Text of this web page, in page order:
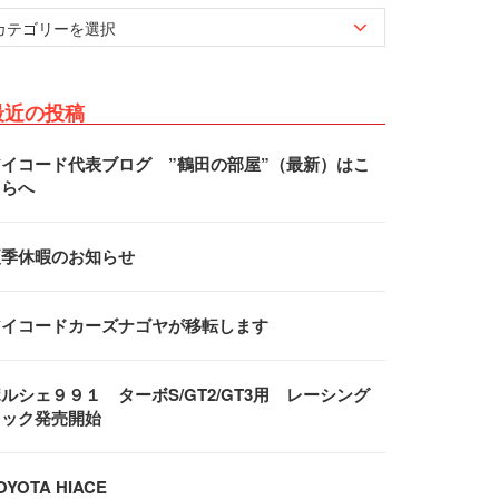
の投稿
コード代表ブログ ”鶴田の部屋”（最新）はこ
へ
休暇のお知らせ
コードカーズナゴヤが移転します
シェ９９１ ターボS/GT2/GT3用 レーシング
ク発売開始
HIACE